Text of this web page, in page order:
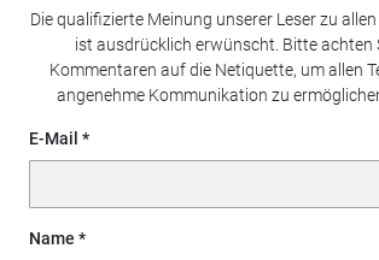
Die qualifizierte Meinung unserer Leser zu
ist ausdrücklich erwünscht. Bitte achten
Kommentaren auf die Netiquette, um allen
angenehme Kommunikation zu
E-Mail
Name